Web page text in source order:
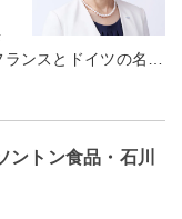
ンスとドイツの名…
トン食品・石川